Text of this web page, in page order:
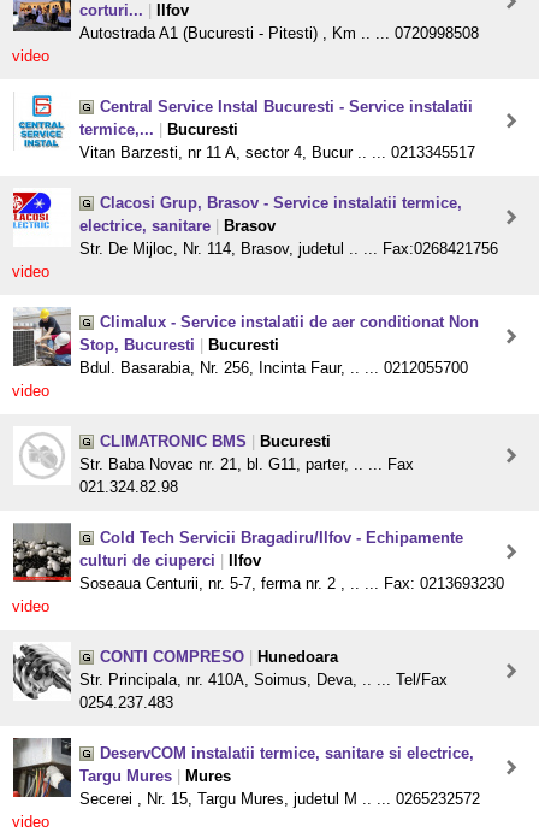
corturi...
Ilfov
Autostrada A1 (Bucuresti - Pitesti) , Km .. ... 0720998508
video
Central Service Instal Bucuresti - Service instalatii
termice,...
Bucuresti
Vitan Barzesti, nr 11 A, sector 4, Bucur .. ... 0213345517
Clacosi Grup, Brasov - Service instalatii termice,
electrice, sanitare
Brasov
Str. De Mijloc, Nr. 114, Brasov, judetul .. ... Fax:0268421756
video
Climalux - Service instalatii de aer conditionat Non
Stop, Bucuresti
Bucuresti
Bdul. Basarabia, Nr. 256, Incinta Faur, .. ... 0212055700
video
CLIMATRONIC BMS
Bucuresti
Str. Baba Novac nr. 21, bl. G11, parter, .. ... Fax
021.324.82.98
Cold Tech Servicii Bragadiru/Ilfov - Echipamente
culturi de ciuperci
Ilfov
Soseaua Centurii, nr. 5-7, ferma nr. 2 , .. ... Fax: 0213693230
video
CONTI COMPRESO
Hunedoara
Str. Principala, nr. 410A, Soimus, Deva, .. ... Tel/Fax
0254.237.483
DeservCOM instalatii termice, sanitare si electrice,
Targu Mures
Mures
Secerei , Nr. 15, Targu Mures, judetul M .. ... 0265232572
video